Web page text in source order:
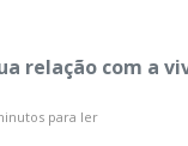
relação com a
para ler